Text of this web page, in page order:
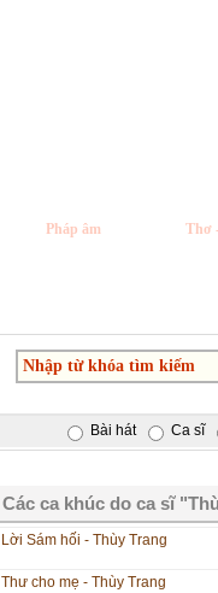
Pháp âm Thơ
Bài hát Ca sĩ
Các ca khúc do ca sĩ
Lời Sám hối - Thùy Trang
Thư cho mẹ - Thùy Trang